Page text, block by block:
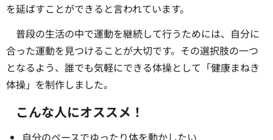
を延ばすことができると言われています。
普段の生活の中で運動を継続して行うためには、自分に
合った運動を見つけることが大切です。その選択肢の一つ
となるよう、誰でも気軽にできる体操として「健康まねき
体操」を制作しました。
こんな人にオススメ！